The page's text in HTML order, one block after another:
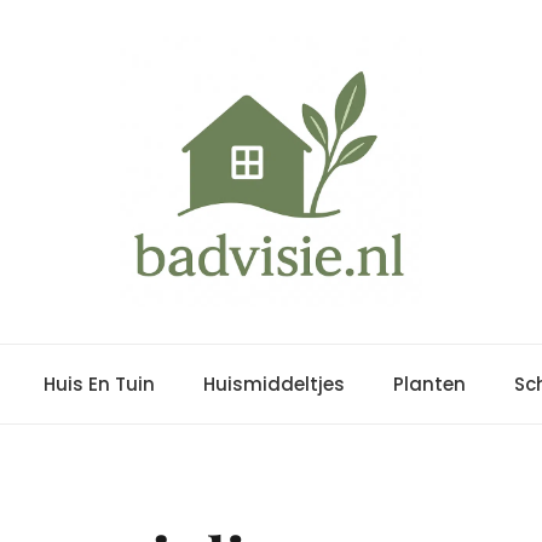
Huis En Tuin Huismiddeltjes Planten